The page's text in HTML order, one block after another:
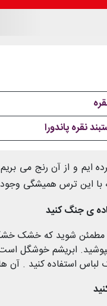
ایم و از آن رنج می
با این ترس همیشگی
ی جنگ کنید
مطمئن شوید که خشک
ابریشم خوشگل
استفاده کنید . آن